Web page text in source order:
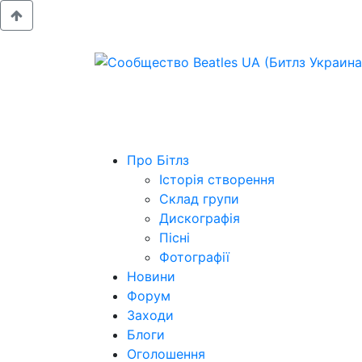
Про Бітлз
Історія створення
Склад групи
Дискографія
Пісні
Фотографії
Новини
Форум
Заходи
Блоги
Оголошення